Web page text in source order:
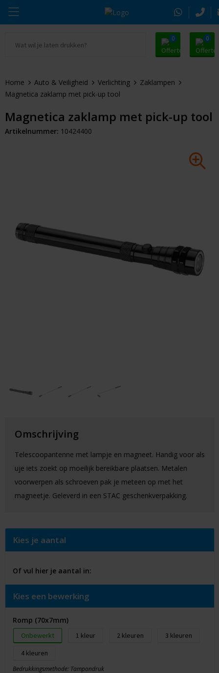
0 0
Drinkwaren
Tassen & Reizen
Huis & Lifestyle
Outdoor & Vrije Tijd
Alle promosnoepje
Zomer
Kerst
Thule
Alle merken
Home Auto & Veiligheid Verlichting
Zaklampen
Magnetica zaklamp met pick-up tool
Magnetica zaklamp met pick-up tool
Artikelnummer: 10424400
Omschrijving
Telescoopantenne met lampje en magneet. Handig voor als
uje iets zoekt op moeilijk bereikbare plaatsen. Metalen
voorwerpen als schroeven pak je meteen op met het
magneetje. Geleverd in een STAC geschenkverpakking.
Kies je aantal
Of vul hier je aantal in:
Kies een bewerking
Romp (70x7mm)
Onbewerkt 1 2
3
4
Bedrukkingsmethode: Tampondruk